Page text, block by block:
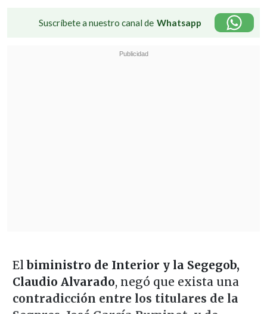
Suscríbete a nuestro canal de Whatsapp
Elbiministro de Interior y la Segegob,
Claudio Alvarado, negó que exista una
contradicción entre los titulares de la